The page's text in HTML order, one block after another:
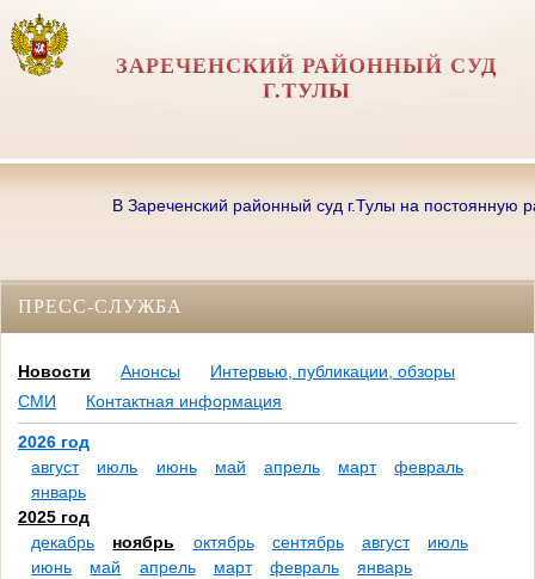
ЗАРЕЧЕНСКИЙ РАЙОННЫЙ СУД
Г.ТУЛЫ
В Зареченский районный суд г.Тулы на постоянную
ПРЕСС-СЛУЖБА
Новости Анонсы
Интервью, публикации, обзоры
СМИ
Контактная информация
2026 год
август
июль июнь май апрель март
февраль
январь
2025 год
декабрь
ноябрь октябрь сентябрь август
июль
июнь
май апрель март февраль
январь